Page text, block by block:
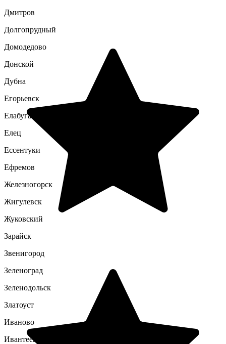
Дмитров
Долгопрудный
Домодедово
Донской
Дубна
Егорьевск
Елабуга
Елец
Ессентуки
Ефремов
Железногорск
Жигулевск
Жуковский
Зарайск
Звенигород
Зеленоград
Зеленодольск
Златоуст
Иваново
Ивантеевка